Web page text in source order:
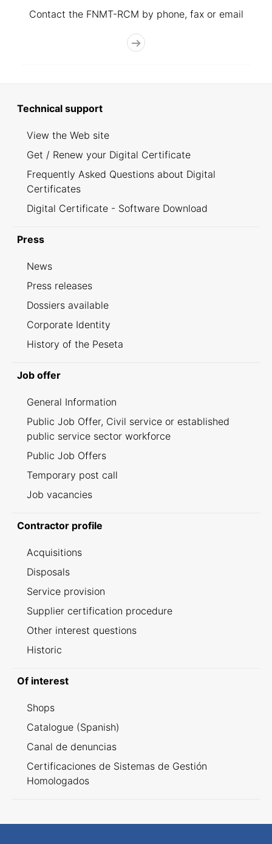
Contact the FNMT-RCM by phone, fax or email
Technical support
View the Web site
Get / Renew your Digital Certificate
Frequently Asked Questions about Digital
Certificates
Digital Certificate - Software Download
Press
News
Press releases
Dossiers available
Corporate Identity
History of the Peseta
Job offer
General Information
Public Job Offer, Civil service or established
public service sector workforce
Public Job Offers
Temporary post call
Job vacancies
Contractor profile
Acquisitions
Disposals
Service provision
Supplier certification procedure
Other interest questions
Historic
Of interest
Shops
Catalogue (Spanish)
Canal de denuncias
Certificaciones de Sistemas de Gestión
Homologados